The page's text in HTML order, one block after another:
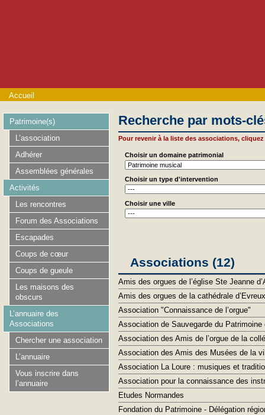
Accueil
Recherche par mots-
Pour revenir à la liste des associations,
Choisir un domaine patrimonial
Choisir un type d'intervention
Choisir une ville
Associations (12)
Amis des orgues de l’église Ste Jeanne
Amis des orgues de la cathédrale
Association "Connaissance de l’orgue"
Association de Sauvegarde du
Association des Amis de l’orgue de la
Association des Amis des Musées de la
Association La Loure : musiques et
Association pour la connaissance des
Etudes Normandes
Fondation du Patrimoine - Délégation
Patrimoine(s)
L’association
Adhérer
Assemblées générales
Activités
Les rencontres
Forum des Associations
Escapades
Coups de cœur
Coups de gueule
Les maisons des
obscurs
L’annuaire des
Associations
Chercher une association
L’annuaire
Vous inscrire dans
l’annuaire